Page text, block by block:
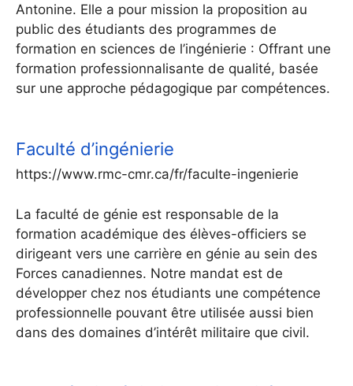
Antonine. Elle a pour mission la proposition au
public des étudiants des programmes de
formation en sciences de l’ingénierie : Offrant une
formation professionnalisante de qualité, basée
sur une approche pédagogique par compétences.
Faculté d’ingénierie
https://www.rmc-cmr.ca/fr/faculte-ingenierie
La faculté de génie est responsable de la
formation académique des élèves-officiers se
dirigeant vers une carrière en génie au sein des
Forces canadiennes. Notre mandat est de
développer chez nos étudiants une compétence
professionnelle pouvant être utilisée aussi bien
dans des domaines d’intérêt militaire que civil.